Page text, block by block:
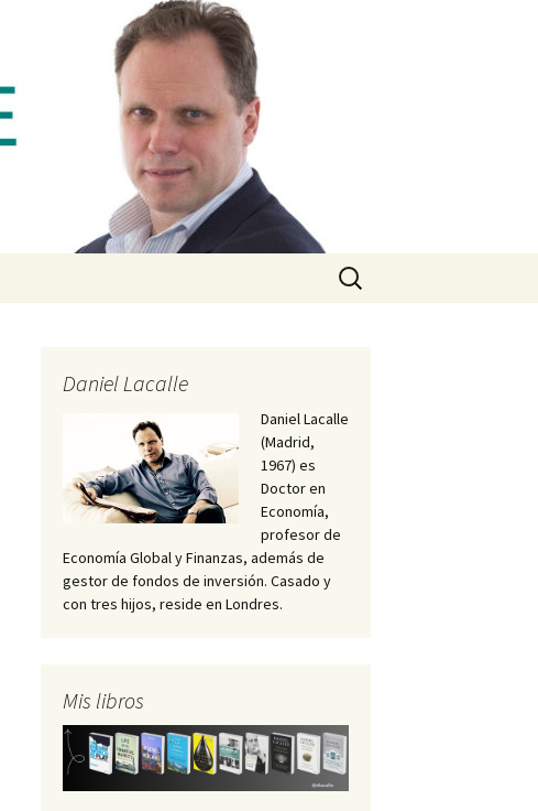
Buscar:
Daniel Lacalle
Daniel Lacalle
(Madrid,
1967) es
Doctor en
Economía,
profesor de
Economía Global y Finanzas, además de
gestor de fondos de inversión. Casado y
con tres hijos, reside en Londres.
Mis libros